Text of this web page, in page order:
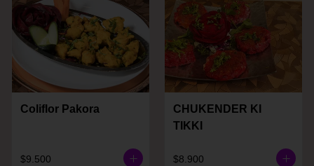
Coliflor Pakora
$9.500
CHUKENDER KI
TIKKI
$8.900